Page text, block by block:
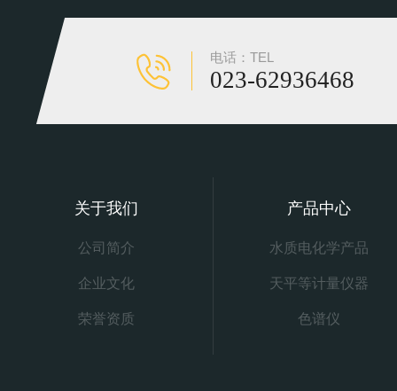
电话：TEL
023-62936468
关于我们
公司简介
企业文化
荣誉资质
产品中心
水质电化学产品
天平等计量仪器
色谱仪